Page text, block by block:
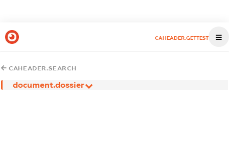
CAHEADER.GETTEST
CAHEADER.SEARCH
document.dossier